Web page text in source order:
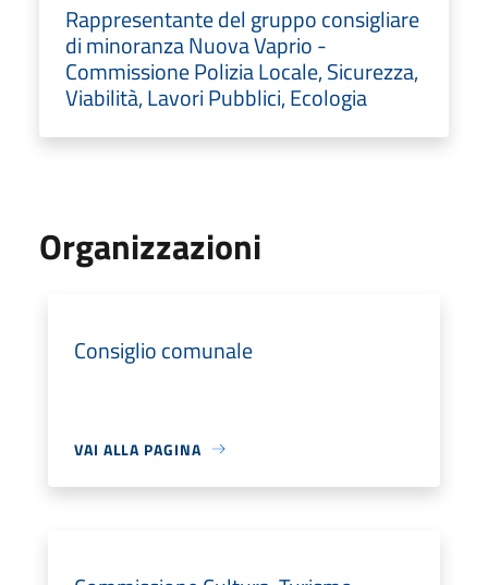
Rappresentante del gruppo consigliare
di minoranza Nuova Vaprio -
Commissione Polizia Locale, Sicurezza,
Viabilità, Lavori Pubblici, Ecologia
Organizzazioni
Consiglio comunale
VAI ALLA PAGINA